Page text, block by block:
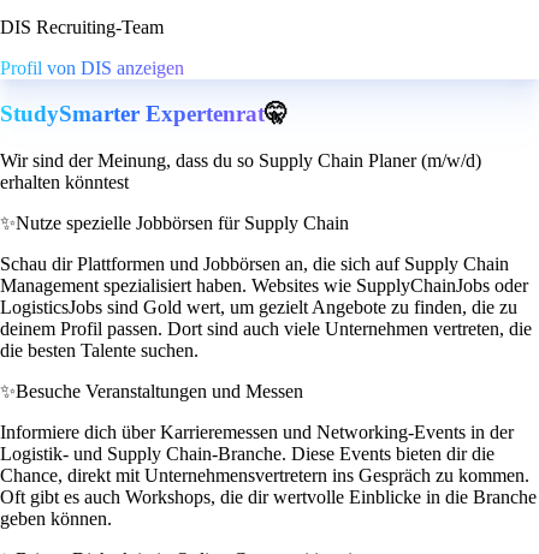
DIS Recruiting-Team
Profil von DIS anzeigen
StudySmarter Expertenrat🤫
Wir sind der Meinung, dass du so Supply Chain Planer (m/w/d)
erhalten könntest
✨Nutze spezielle Jobbörsen für Supply Chain
Schau dir Plattformen und Jobbörsen an, die sich auf Supply Chain
Management spezialisiert haben. Websites wie SupplyChainJobs oder
LogisticsJobs sind Gold wert, um gezielt Angebote zu finden, die zu
deinem Profil passen. Dort sind auch viele Unternehmen vertreten, die
die besten Talente suchen.
✨Besuche Veranstaltungen und Messen
Informiere dich über Karrieremessen und Networking-Events in der
Logistik- und Supply Chain-Branche. Diese Events bieten dir die
Chance, direkt mit Unternehmensvertretern ins Gespräch zu kommen.
Oft gibt es auch Workshops, die dir wertvolle Einblicke in die Branche
geben können.